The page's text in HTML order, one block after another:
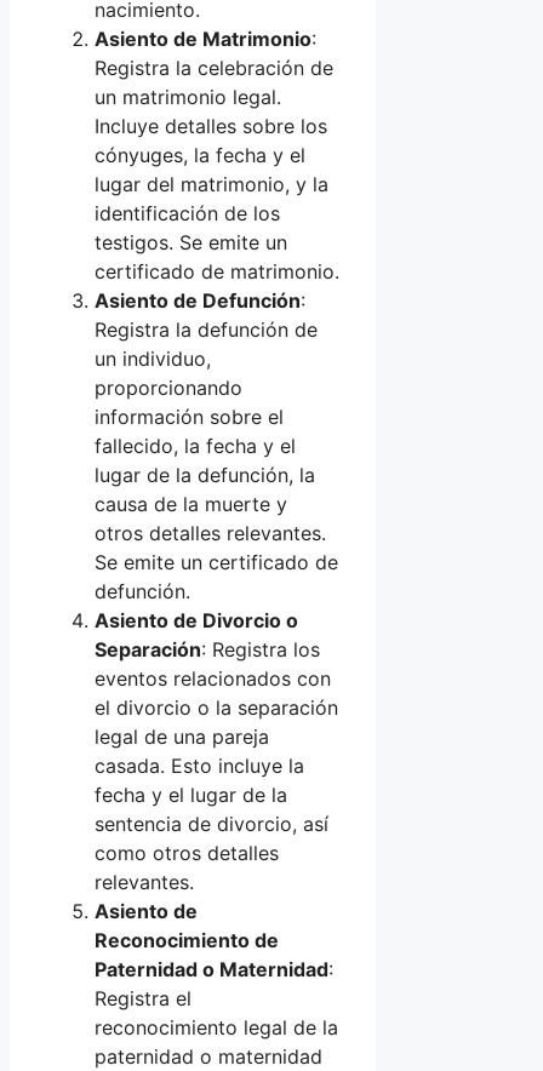
nacimiento.
Asiento de Matrimonio:
Registra la celebración de
un matrimonio legal.
Incluye detalles sobre los
cónyuges, la fecha y el
lugar del matrimonio, y la
identificación de los
testigos. Se emite un
certificado de matrimonio.
Asiento de Defunción:
Registra la defunción de
un individuo,
proporcionando
información sobre el
fallecido, la fecha y el
lugar de la defunción, la
causa de la muerte y
otros detalles relevantes.
Se emite un certificado de
defunción.
Asiento de Divorcio o
Separación: Registra los
eventos relacionados con
el divorcio o la separación
legal de una pareja
casada. Esto incluye la
fecha y el lugar de la
sentencia de divorcio, así
como otros detalles
relevantes.
Asiento de
Reconocimiento de
Paternidad o Maternidad:
Registra el
reconocimiento legal de la
paternidad o maternidad